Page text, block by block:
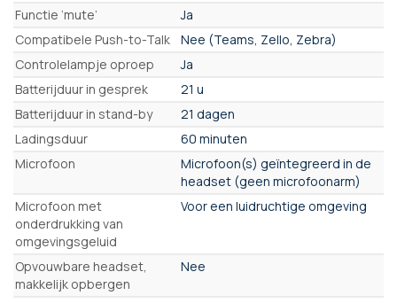
Functie ‘mute’
Ja
Compatibele Push-to-Talk
Nee (Teams, Zello, Zebra)
Controlelampje oproep
Ja
Batterijduur in gesprek
21 u
Batterijduur in stand-by
21 dagen
Ladingsduur
60 minuten
Microfoon
Microfoon(s) geïntegreerd in de
headset (geen microfoonarm)
Microfoon met
onderdrukking van
omgevingsgeluid
Voor een luidruchtige omgeving
Opvouwbare headset,
makkelijk opbergen
Nee